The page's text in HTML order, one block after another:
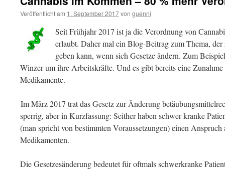
Veröffentlicht am 1. September 2017von guenni
Seit Frühjahr 2017 ist ja die Verordnung von
erlaubt. Daher mal ein Blog-Beitrag zum Thema,
geben kann, wenn sich Gesetze ändern. Zum
Winzer um ihre Arbeitskräfte. Und es gibt bereits eine
Medikamente.
Im März 2017 trat das Gesetz zur Änderung
sperrig, aber in Kurzfassung: Seither haben schwer kranke
(man spricht von bestimmten Voraussetzungen) einen
Medikamenten.
Die Gesetzesänderung bedeutet für oftmals schwerkranke